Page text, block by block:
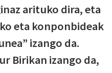
arituko dira, eta
eta konponbideak
izango da.
Birikan izango da,